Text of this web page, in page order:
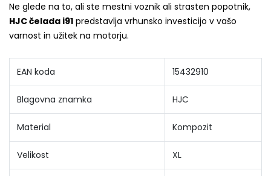
Ne glede na to, ali ste mestni voznik ali strasten popotnik,
HJC čelada i91 predstavlja vrhunsko investicijo v vašo
varnost in užitek na motorju.
EAN koda 15432910
Blagovna znamka HJC
Material Kompozit
Velikost XL